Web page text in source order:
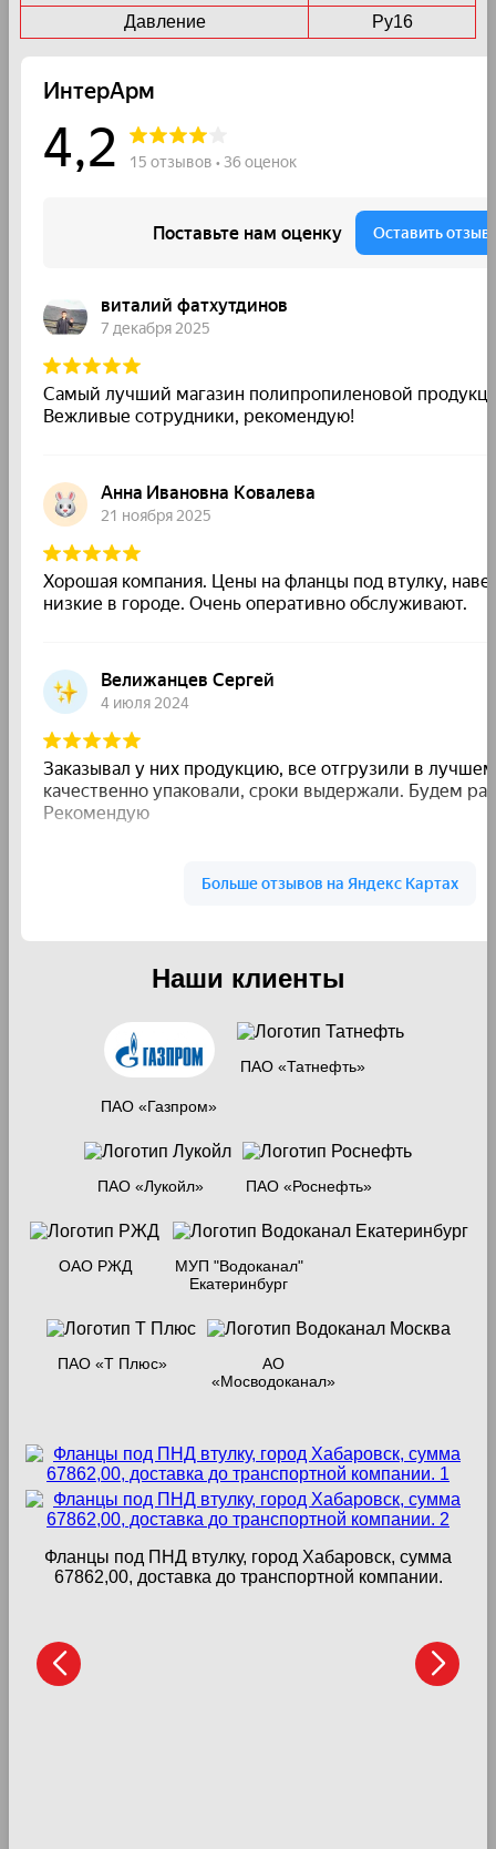
Давление
Ру16
Наши клиенты
ПАО «Газпром»
ПАО «Татнефть»
ПАО «Лукойл» ПАО «Роснефть»
ОАО РЖД
МУП "Водоканал"
Екатеринбург
ПАО «Т Плюс»
АО
«Мосводоканал»
Фланцы под ПНД втулку, город Хабаровск, сумма
67862,00, доставка до транспортной компании.